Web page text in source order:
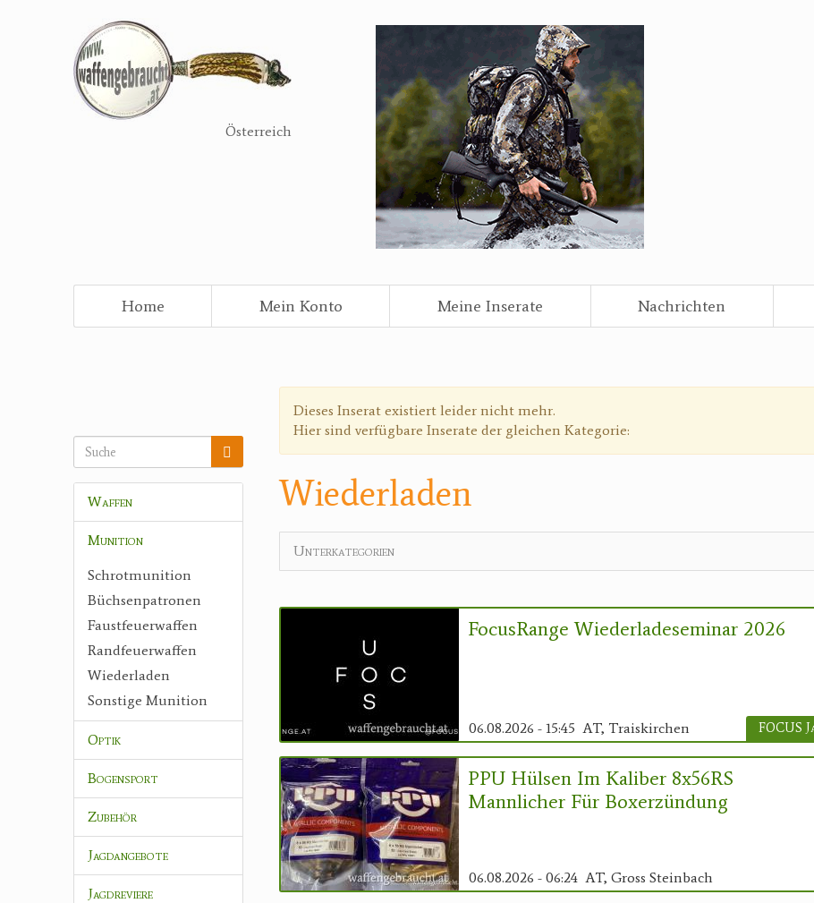
Österreich
Home
Mein Konto Meine Inserate Nachrichten
Waffen
Munition
Schrotmunition
Büchsenpatronen
Faustfeuerwaffen
Randfeuerwaffen
Wiederladen
Sonstige Munition
Optik
Bogensport
Zubehör
Jagdangebote
Jagdreviere
Warnmeldung
Dieses Inserat existiert leider nicht mehr.
Hier sind verfügbare Inserate der gleichen Kategorie:
Wiederladen
Unterkategorien
FocusRange Wiederladeseminar 2026
06.08.2026 - 15:45 AT, Traiskirchen
PPU Hülsen Im Kaliber 8x56RS
Mannlicher Für Boxerzündung
06.08.2026 - 06:24 AT, Gross Steinbach